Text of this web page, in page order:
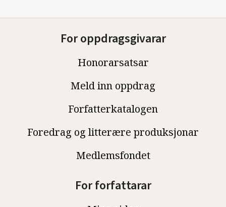
For oppdragsgivarar
Honorarsatsar
Meld inn oppdrag
Forfatterkatalogen
Foredrag og litterære produksjonar
Medlemsfondet
For forfattarar